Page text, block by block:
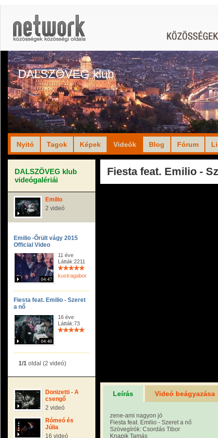
DALSZÖVEG klub
Nyitó Tagok Képek Videók Blog Fórum
DALSZÖVEG klub
videógalériái
Emilio
2 videó
Emilio -Őrült vágy 2015
Official Video
04:47
11 éve
Látták:2211
kustragabor
Fiesta feat. Emilio - Szeret
a nő
04:40
16 éve
Látták:73
1/1 oldal (2 videó)
Donizetti - A
csengő
2 videó
Rómeó és
Júlia
16 videó
Fiesta feat. Emilio -
Leírás Videó beágyazása
zene-ami nagyon jó
Fiesta feat. Emilio - Szeret a nő
Szövegírók: Csordás Tibor
Knapik Tamás